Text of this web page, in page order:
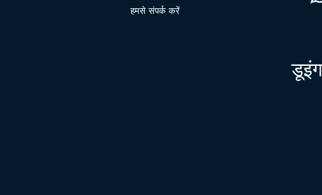
हमसे संपर्क करें